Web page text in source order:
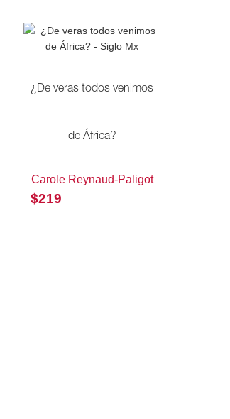
¿De veras todos venimos
de África?
Carole Reynaud-Paligot
$219